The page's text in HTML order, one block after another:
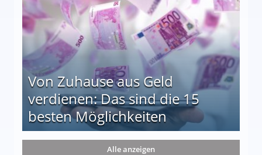
Von Zuhause aus Geld
verdienen: Das sind die 15
besten Möglichkeiten
die 15 besten Möglichkeiten
Alle anzeigen